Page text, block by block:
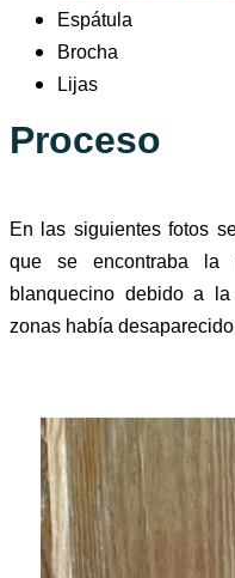
Espátula
Brocha
Lijas
Proceso
En las siguientes fotos
que se encontraba la
blanquecino debido a
zonas había